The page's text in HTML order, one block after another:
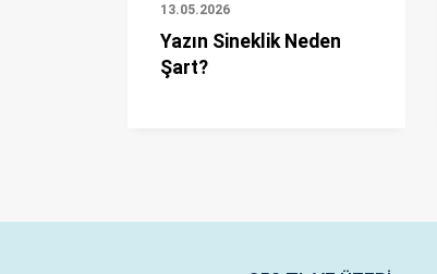
13.05.2026
Yazın Sineklik Neden
Şart?